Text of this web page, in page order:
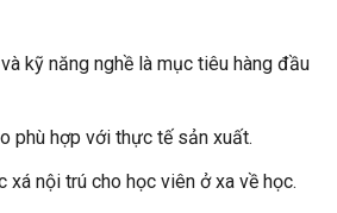
kỹ năng nghề là mục tiêu hàng đầu
phù hợp với thực tế sản xuất.
xá nội trú cho học viên ở xa về học.